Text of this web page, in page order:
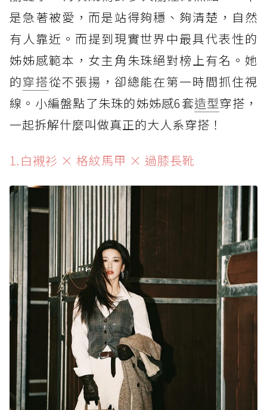
是急著被愛，而是站得夠穩、夠清楚，自然
有人靠近。而提到現實世界中最具代表性的
姊姊感範本，女主角朱珠絕對榜上有名。她
的穿搭從不張揚，卻總能在第一時間抓住視
線。小編盤點了朱珠的姊姊感6套造型穿搭，
一起拆解什麼叫做真正的大人系穿搭！
1.白襯衫 × 格紋馬甲 × 過膝長靴